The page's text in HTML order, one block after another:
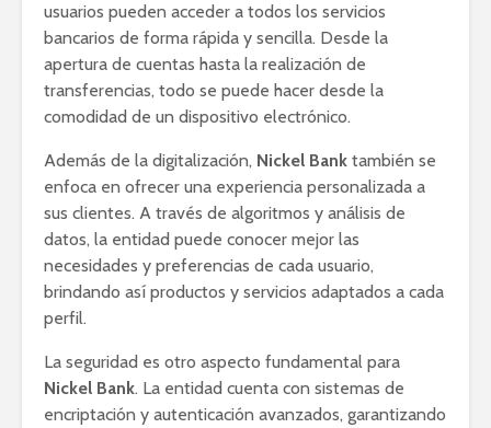
usuarios pueden acceder a todos los servicios
bancarios de forma rápida y sencilla. Desde la
apertura de cuentas hasta la realización de
transferencias, todo se puede hacer desde la
comodidad de un dispositivo electrónico.
Además de la digitalización, Nickel Bank también se
enfoca en ofrecer una experiencia personalizada a
sus clientes. A través de algoritmos y análisis de
datos, la entidad puede conocer mejor las
necesidades y preferencias de cada usuario,
brindando así productos y servicios adaptados a cada
perfil.
La seguridad es otro aspecto fundamental para
Nickel Bank. La entidad cuenta con sistemas de
encriptación y autenticación avanzados, garantizando